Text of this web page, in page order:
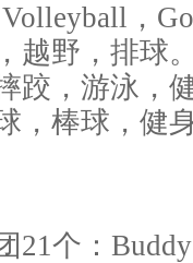
，
越野，排球
跤，游泳，
，棒球，健
21个：